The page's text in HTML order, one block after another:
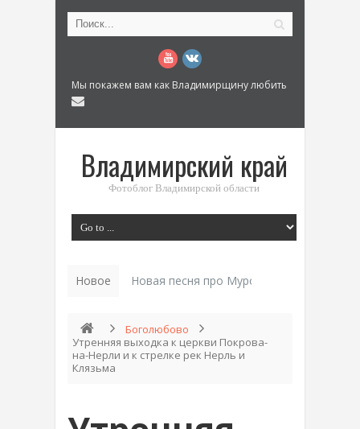
Мы покажем вам как Владимирщину любить
Владимирский край
Фотоблог Владимирской области
Новое История «Дома Куренкова» в Коврове
Боголюбово
Утренняя выходка к церкви Покрова-
на-Нерли и к стрелке рек Нерль и
Клязьма